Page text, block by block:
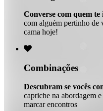
Converse com quem te
com alguém pertinho de
cama hoje!

Combinações
Descubram se vocês
capriche na abordagem
marcar encontros